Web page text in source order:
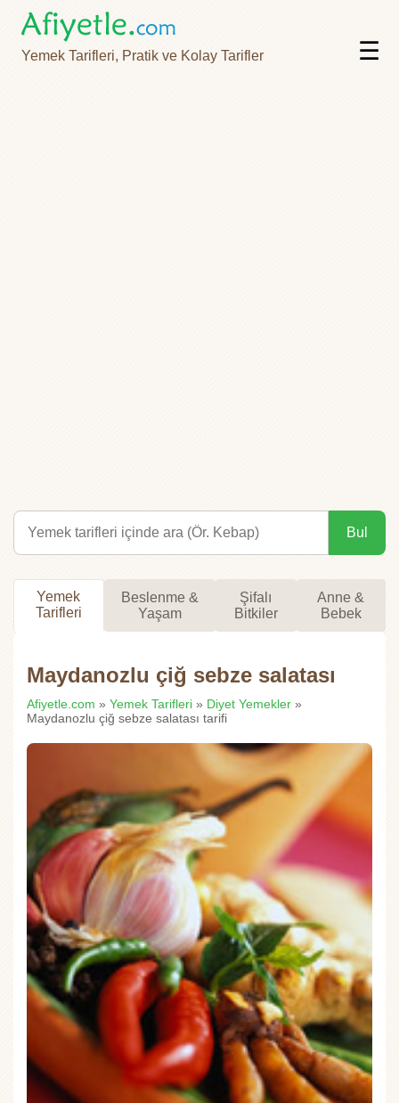
Yemek Tarifleri, Pratik ve Kolay Tarifler ☰
Bul
Yemek
Tarifleri
Beslenme &
Yaşam
Şifalı
Bitkiler
Anne &
Bebek
Maydanozlu çiğ sebze salatası
Afiyetle.com » Yemek Tarifleri » Diyet Yemekler »
Maydanozlu çiğ sebze salatası tarifi